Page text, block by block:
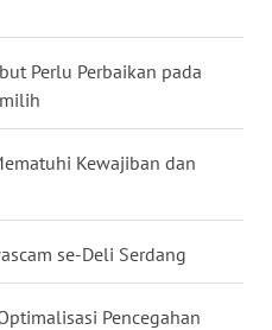
Perlu Perbaikan pada
Kewajiban dan
se-Deli Serdang
Pencegahan